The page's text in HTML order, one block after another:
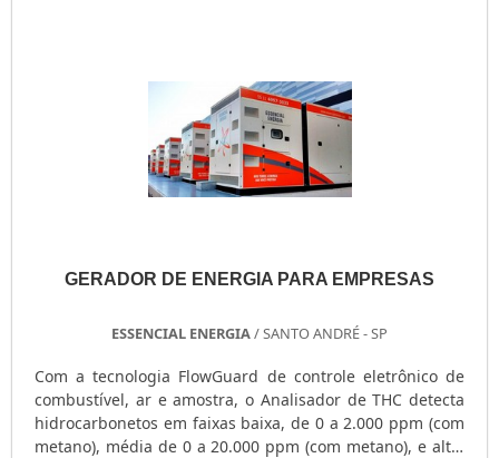
GERADOR DE ENERGIA PARA EMPRESAS
ESSENCIAL ENERGIA/ SANTO ANDRÉ - SP
Com a tecnologia FlowGuard de controle eletrônico de
combustível, ar e amostra, o Analisador de THC detecta
hidrocarbonetos em faixas baixa, de 0 a 2.000 ppm (com
metano), média de 0 a 20.000 ppm (com metano), e alta,